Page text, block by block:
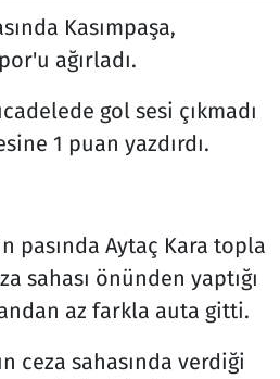
Kasımpaşa,
ağırladı.
gol sesi çıkmadı
1 puan yazdırdı.
pasında Aytaç Kara topla
sahası önünden yaptığı
az farkla auta gitti.
ceza sahasında verdiği